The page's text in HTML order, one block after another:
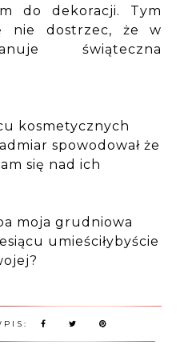
do dekoracji. Tym
nie dostrzec, że w
świąteczna
kosmetycznych
spowodował że
się nad ich
moja grudniowa
umieściłybyście